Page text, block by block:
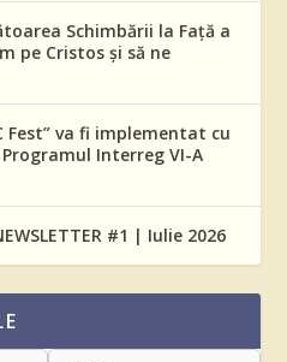
Schimbării la Față a
pe Cristos și să ne
Fest” va fi implementat cu
Interreg VI-A
#1 | Iulie 2026